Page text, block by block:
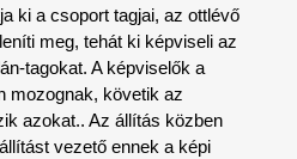
ki a csoport tagjai, az ottlévő
meg, tehát ki képviseli az
tagokat. A képviselők a
mozognak, követik az
azokat.. Az állítás közben
vezető ennek a képi